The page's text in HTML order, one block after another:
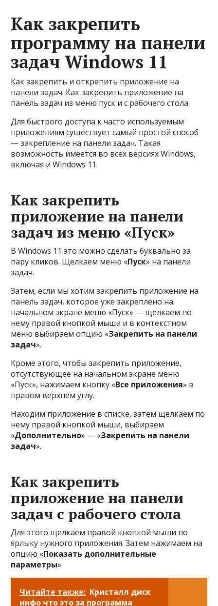
Как закрепить
программу на панели
задач Windows 11
Как закрепить и открепить приложение на
панели задач. Как закрепить приложение на
панель задач из меню пуск и с рабочего стола
Для быстрого доступа к часто используемым
приложениям существует самый простой способ
— закрепление на панели задач. Такая
возможность имеется во всех версиях Windows,
включая и Windows 11.
Как закрепить
приложение на панели
задач из меню «Пуск»
В Windows 11 это можно сделать буквально за
пару кликов. Щелкаем меню «Пуск» на панели
задач.
Затем, если мы хотим закрепить приложение на
панель задач, которое уже закреплено на
начальном экране меню «Пуск» — щелкаем по
нему правой кнопкой мыши и в контекстном
меню выбираем опцию «Закрепить на панели
задач».
Кроме этого, чтобы закрепить приложение,
отсутствующее на начальном экране меню
«Пуск», нажимаем кнопку «Все приложения» в
правом верхнем углу.
Находим приложение в списке, затем щелкаем по
нему правой кнопкой мыши, выбираем
«Дополнительно» — «Закрепить на панели
задач».
Как закрепить
приложение на панели
задач с рабочего стола
Для этого щелкаем правой кнопкой мыши по
ярлыку нужного приложения. Затем нажимаем на
опцию «Показать дополнительные
параметры».
Читайте также: Кристалл диск
инфо что это за программа